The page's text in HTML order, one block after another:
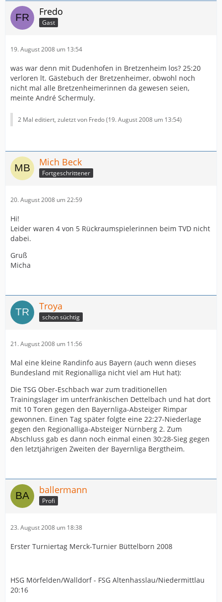
Fredo
Gast
19. August 2008 um 13:54
was war denn mit Dudenhofen in Bretzenheim los? 25:20
verloren lt. Gästebuch der Bretzenheimer, obwohl noch
nicht mal alle Bretzenheimerinnen da gewesen seien,
meinte André Schermuly.
2 Mal editiert, zuletzt von Fredo (19. August 2008 um 13:54)
Mich Beck
Fortgeschrittener
20. August 2008 um 22:59
Hi!
Leider waren 4 von 5 Rückraumspielerinnen beim TVD nicht
dabei.
Gruß
Micha
Troya
schon süchtig
21. August 2008 um 11:56
Mal eine kleine Randinfo aus Bayern (auch wenn dieses
Bundesland mit Regionalliga nicht viel am Hut hat):
Die TSG Ober-Eschbach war zum traditionellen
Trainingslager im unterfränkischen Dettelbach und hat dort
mit 10 Toren gegen den Bayernliga-Absteiger Rimpar
gewonnen. Einen Tag später folgte eine 22:27-Niederlage
gegen den Regionalliga-Absteiger Nürnberg 2. Zum
Abschluss gab es dann noch einmal einen 30:28-Sieg gegen
den letztjährigen Zweiten der Bayernliga Bergtheim.
ballermann
Profi
23. August 2008 um 18:38
Erster Turniertag Merck-Turnier Büttelborn 2008
HSG Mörfelden/Walldorf - FSG Altenhasslau/Niedermittlau
20:16